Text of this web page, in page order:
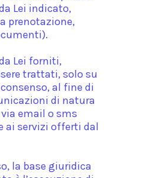
Lei indicato,
prenotazione,
Lei forniti,
trattati, solo su
al fine di
di natura
email o sms
ai servizi offerti dal
la base giuridica